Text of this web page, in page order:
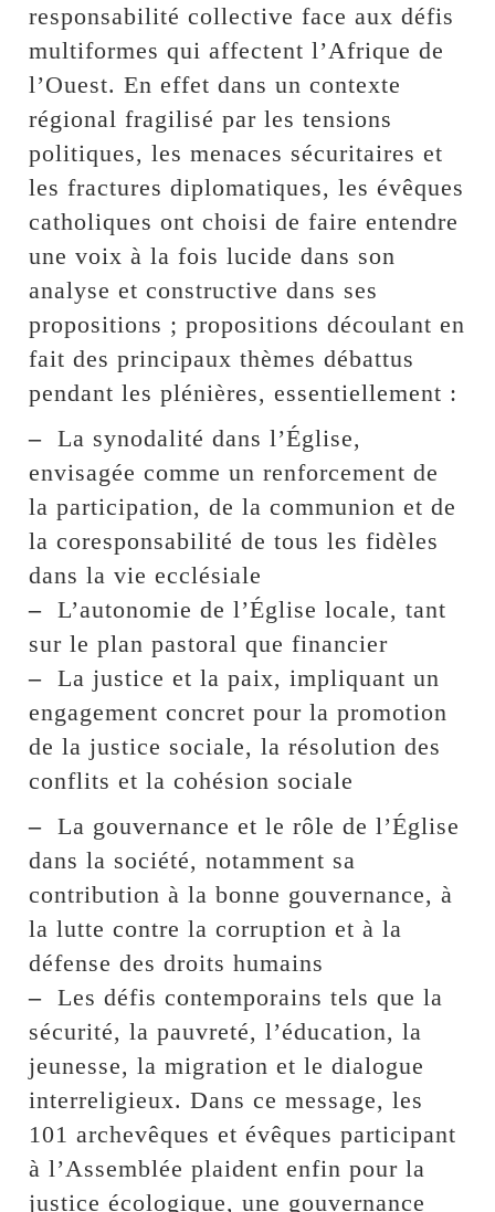
responsabilité collective face aux défis
multiformes qui affectent l’Afrique de
l’Ouest. En effet dans un contexte
régional fragilisé par les tensions
politiques, les menaces sécuritaires et
les fractures diplomatiques, les évêques
catholiques ont choisi de faire entendre
une voix à la fois lucide dans son
analyse et constructive dans ses
propositions ; propositions découlant en
fait des principaux thèmes débattus
pendant les plénières, essentiellement :
– La synodalité dans l’Église,
envisagée comme un renforcement de
la participation, de la communion et de
la coresponsabilité de tous les fidèles
dans la vie ecclésiale
– L’autonomie de l’Église locale, tant
sur le plan pastoral que financier
– La justice et la paix, impliquant un
engagement concret pour la promotion
de la justice sociale, la résolution des
conflits et la cohésion sociale
– La gouvernance et le rôle de l’Église
dans la société, notamment sa
contribution à la bonne gouvernance, à
la lutte contre la corruption et à la
défense des droits humains
– Les défis contemporains tels que la
sécurité, la pauvreté, l’éducation, la
jeunesse, la migration et le dialogue
interreligieux. Dans ce message, les
101 archevêques et évêques participant
à l’Assemblée plaident enfin pour la
justice écologique, une gouvernance